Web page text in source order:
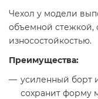
Чехол у модели
объемной
износостойкостью.
Преимущества:
усиленный борт
сохранит форму